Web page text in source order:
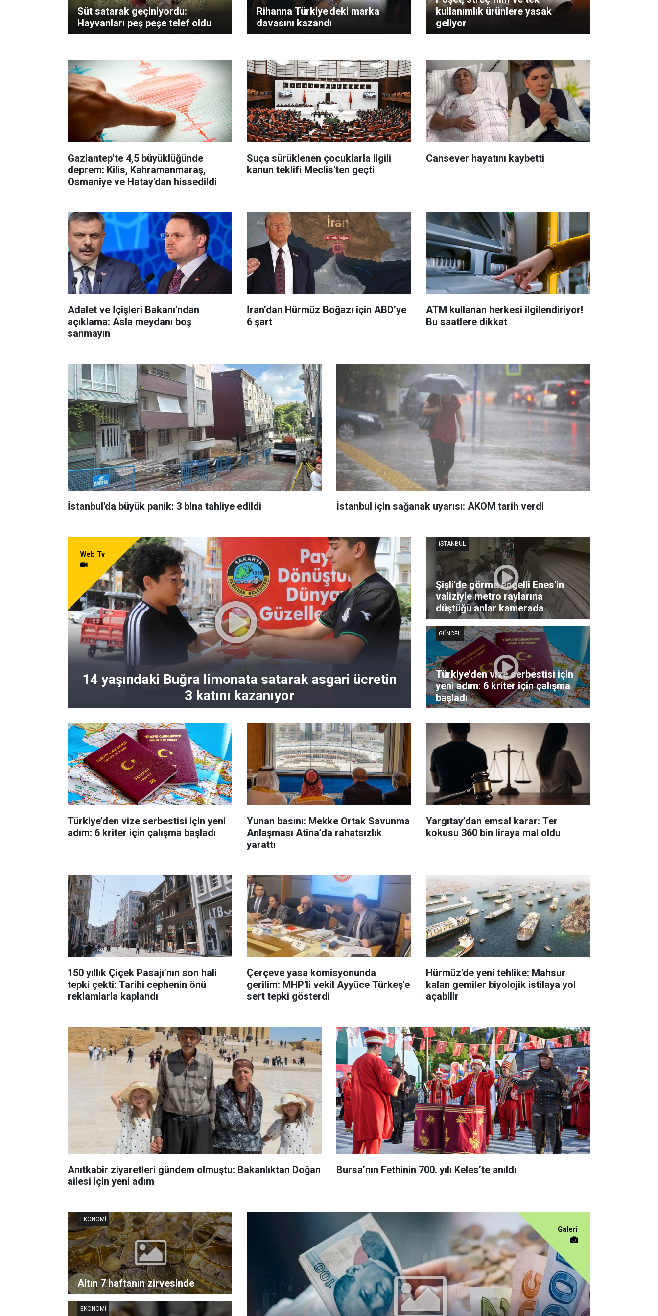
Süt satarak geçiniyordu:
Hayvanları peş peşe telef oldu
Rihanna Türkiye'deki marka
davasını kazandı
kullanımlık ürünlere yasak
geliyor
Gaziantep'te 4,5 büyüklüğünde
deprem: Kilis, Kahramanmaraş,
Osmaniye ve Hatay'dan hissedildi
Suça sürüklenen çocuklarla ilgili
kanun teklifi Meclis'ten geçti
Cansever hayatını kaybetti
Adalet ve İçişleri Bakanı'ndan
açıklama: Asla meydanı boş
sanmayın
İran’dan Hürmüz Boğazı için ABD’ye
6 şart
ATM kullanan herkesi ilgilendiriyor!
Bu saatlere dikkat
İstanbul'da büyük panik: 3 bina tahliye edildi İstanbul için sağanak uyarısı: AKOM tarih verdi
Web Tv
14 yaşındaki Buğra limonata satarak asgari ücretin
3 katını kazanıyor
Şişli'de görme engelli Enes'in
valiziyle metro raylarına
düştüğü anlar kamerada
İSTANBUL
Türkiye’den vize serbestisi için
yeni adım: 6 kriter için çalışma
başladı
GÜNCEL
Türkiye’den vize serbestisi için yeni
adım: 6 kriter için çalışma başladı
Yunan basını: Mekke Ortak Savunma
Anlaşması Atina’da rahatsızlık
yarattı
Yargıtay’dan emsal karar: Ter
kokusu 360 bin liraya mal oldu
150 yıllık Çiçek Pasajı’nın son hali
tepki çekti: Tarihi cephenin önü
reklamlarla kaplandı
Çerçeve yasa komisyonunda
gerilim: MHP'li vekil Ayyüce Türkeş'e
sert tepki gösterdi
Hürmüz'de yeni tehlike: Mahsur
kalan gemiler biyolojik istilaya yol
açabilir
Anıtkabir ziyaretleri gündem olmuştu: Bakanlıktan Doğan
ailesi için yeni adım
Bursa’nın Fethinin 700. yılı Keles’te anıldı
Galeri
Altın 7 haftanın zirvesinde
EKONOMI
EKONOMI